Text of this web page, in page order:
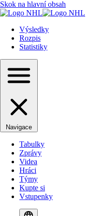
Skok na hlavní obsah
Výsledky
Rozpis
Statistiky
Navigace
Tabulky
Zprávy
Videa
Hráci
Týmy
Kupte si
Vstupenky